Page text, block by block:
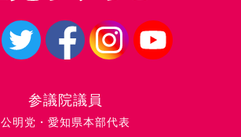
参議院議員
公明党・愛知県本部代表